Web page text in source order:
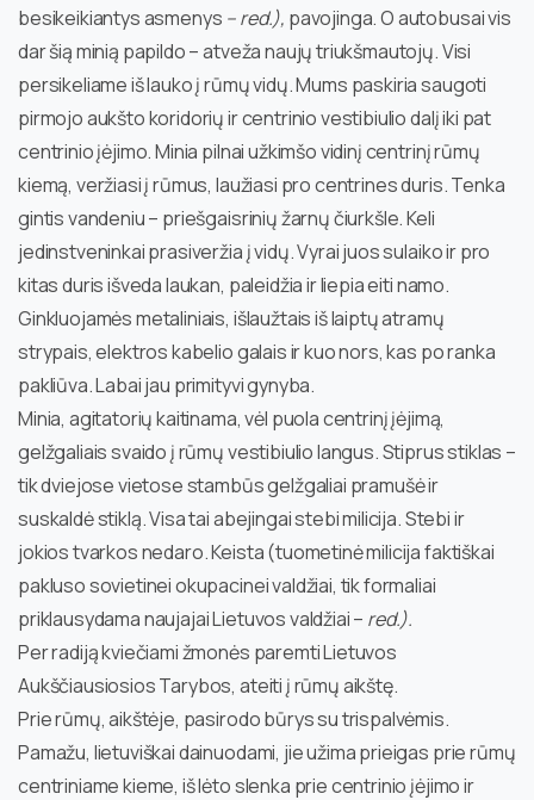
besikeikiantys asmenys – red.), pavojinga. O autobusai vis
dar šią minią papildo – atveža naujų triukšmautojų. Visi
persikeliame iš lauko į rūmų vidų. Mums paskiria saugoti
pirmojo aukšto koridorių ir centrinio vestibiulio dalį iki pat
centrinio įėjimo. Minia pilnai užkimšo vidinį centrinį rūmų
kiemą, veržiasi į rūmus, laužiasi pro centrines duris. Tenka
gintis vandeniu – priešgaisrinių žarnų čiurkšle. Keli
jedinstveninkai prasiveržia į vidų. Vyrai juos sulaiko ir pro
kitas duris išveda laukan, paleidžia ir liepia eiti namo.
Ginkluojamės metaliniais, išlaužtais iš laiptų atramų
strypais, elektros kabelio galais ir kuo nors, kas po ranka
pakliūva. Labai jau primityvi gynyba.
Minia, agitatorių kaitinama, vėl puola centrinį įėjimą,
gelžgaliais svaido į rūmų vestibiulio langus. Stiprus stiklas –
tik dviejose vietose stambūs gelžgaliai pramušė ir
suskaldė stiklą. Visa tai abejingai stebi milicija. Stebi ir
jokios tvarkos nedaro. Keista (tuometinė milicija faktiškai
pakluso sovietinei okupacinei valdžiai, tik formaliai
priklausydama naujajai Lietuvos valdžiai – red.).
Per radiją kviečiami žmonės paremti Lietuvos
Aukščiausiosios Tarybos, ateiti į rūmų aikštę.
Prie rūmų, aikštėje, pasirodo būrys su trispalvėmis.
Pamažu, lietuviškai dainuodami, jie užima prieigas prie rūmų
centriniame kieme, iš lėto slenka prie centrinio įėjimo ir